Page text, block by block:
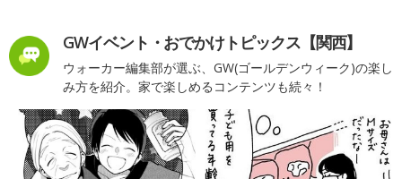
GWイベント・おでかけトピックス【関西】
ウォーカー編集部が選ぶ、GW(ゴールデンウィーク)の楽し
み方を紹介。家で楽しめるコンテンツも続々！